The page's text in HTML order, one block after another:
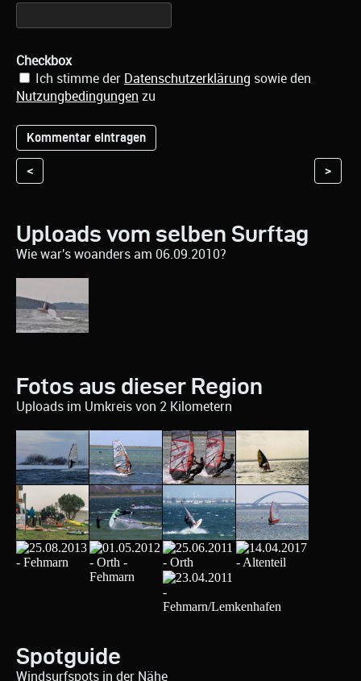
Checkbox
Ich stimme der Datenschutzerklärung sowie den
Nutzungbedingungen zu
< >
Uploads vom selben Surftag
Wie war's woanders am 06.09.2010?
Fotos aus dieser Region
Uploads im Umkreis von 2 Kilometern
Spotguide
Windsurfspots in der Nähe